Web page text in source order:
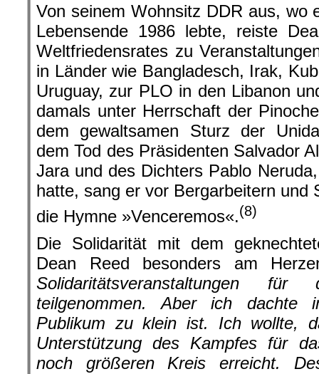
Von seinem Wohnsitz DDR aus, wo
Lebensende 1986 lebte, reiste
Weltfriedensrates zu
in Länder wie Bangladesch, Irak,
Uruguay, zur PLO in den Libanon
damals unter Herrschaft der
dem gewaltsamen Sturz der
dem Tod des Präsidenten Salvador
Jara und des Dichters Pablo
hatte, sang er vor Bergarbeitern und
die Hymne »Venceremos«.(8)
Die Solidarität mit dem
Dean Reed besonders am
Solidaritätsveranstaltungen
teilgenommen. Aber ich dachte
Publikum zu klein ist. Ich wollte,
Unterstützung des Kampfes für
noch größeren Kreis erreicht.